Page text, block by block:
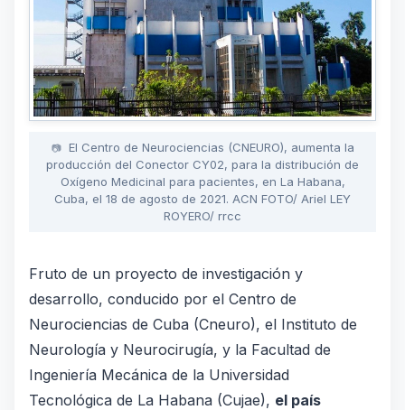
El Centro de Neurociencias (CNEURO), aumenta la
producción del Conector CY02, para la distribución de
Oxígeno Medicinal para pacientes, en La Habana,
Cuba, el 18 de agosto de 2021. ACN FOTO/ Ariel LEY
ROYERO/ rrcc
Fruto de un proyecto de investigación y
desarrollo, conducido por el Centro de
Neurociencias de Cuba (Cneuro), el Instituto de
Neurología y Neurocirugía, y la Facultad de
Ingeniería Mecánica de la Universidad
Tecnológica de La Habana (Cujae), el país